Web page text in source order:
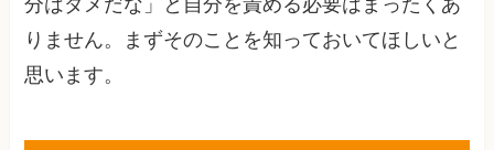
分はダメだな」と自分を責める必要はまったくあ
りません。まずそのことを知っておいてほしいと
思います。